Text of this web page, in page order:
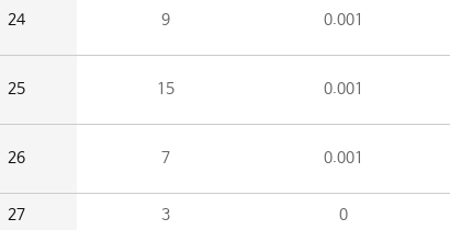
24 9 0.001
25 15 0.001
26 7 0.001
27 3 0